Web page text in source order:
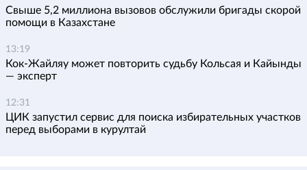
Свыше 5,2 миллиона вызовов обслужили бригады скорой
помощи в Казахстане
13:19
Кок-Жайляу может повторить судьбу Кольсая и Кайынды
— эксперт
12:31
ЦИК запустил сервис для поиска избирательных участков
перед выборами в курултай